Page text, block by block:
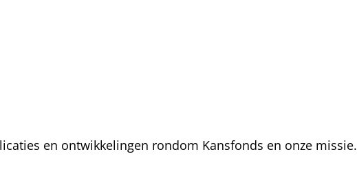
en ontwikkelingen rondom Kansfonds en onze missie.